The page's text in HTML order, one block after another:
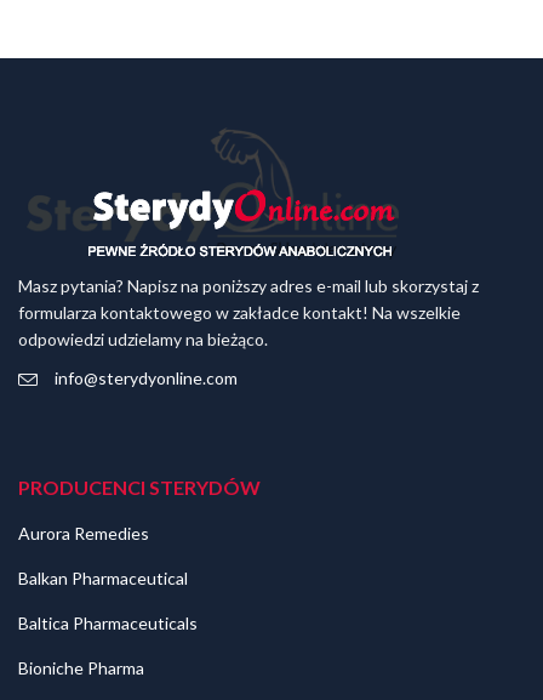
Masz pytania? Napisz na poniższy adres e-mail lub skorzystaj z
formularza kontaktowego w zakładce kontakt! Na wszelkie
odpowiedzi udzielamy na bieżąco.
info@sterydyonline.com
PRODUCENCI STERYDÓW
Aurora Remedies
Balkan Pharmaceutical
Baltica Pharmaceuticals
Bioniche Pharma